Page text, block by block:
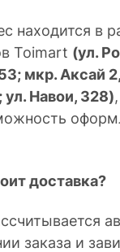
находится в
Toimart (ул.
мкр. Аксай
Навои, 328)
доставка?
заказа и